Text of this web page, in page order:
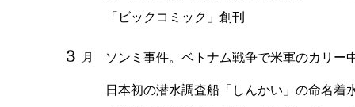
「ビックコミック」創刊
ソンミ事件。ベトナム戦争で米軍のカリ
日本初の潜水調査船「しんかい」の命名着